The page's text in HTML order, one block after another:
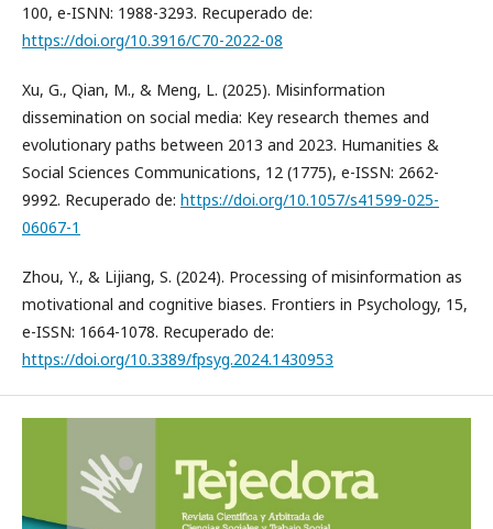
100, e-ISNN: 1988-3293. Recuperado de:
https://doi.org/10.3916/C70-2022-08
Xu, G., Qian, M., & Meng, L. (2025). Misinformation
dissemination on social media: Key research themes and
evolutionary paths between 2013 and 2023. Humanities &
Social Sciences Communications, 12 (1775), e-ISSN: 2662-
9992. Recuperado de: https://doi.org/10.1057/s41599-025-
06067-1
Zhou, Y., & Lijiang, S. (2024). Processing of misinformation as
motivational and cognitive biases. Frontiers in Psychology, 15,
e-ISSN: 1664-1078. Recuperado de:
https://doi.org/10.3389/fpsyg.2024.1430953